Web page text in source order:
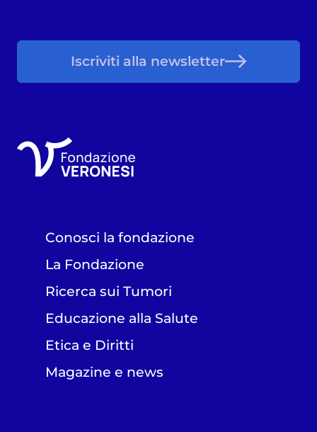
Iscriviti alla newsletter
Conosci la fondazione
La Fondazione
Ricerca sui Tumori
Educazione alla Salute
Etica e Diritti
Magazine e news